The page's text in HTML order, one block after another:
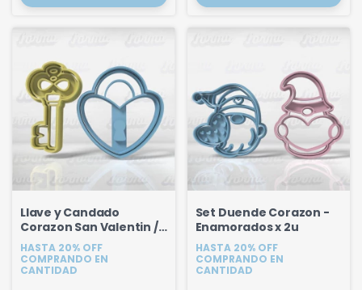
Llave y Candado
Corazon San Valentin /
Enamorados 7 cm
HASTA 20% OFF
COMPRANDO EN
CANTIDAD
Set Duende Corazon -
Enamorados x 2u
HASTA 20% OFF
COMPRANDO EN
CANTIDAD